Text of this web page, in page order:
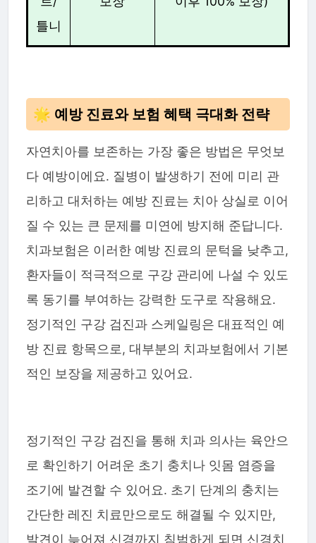
틀니
🌟 예방 진료와 보험 혜택 극대화 전략
자연치아를 보존하는 가장 좋은 방법은 무엇보
다 예방이에요. 질병이 발생하기 전에 미리 관
리하고 대처하는 예방 진료는 치아 상실로 이어
질 수 있는 큰 문제를 미연에 방지해 준답니다.
치과보험은 이러한 예방 진료의 문턱을 낮추고,
환자들이 적극적으로 구강 관리에 나설 수 있도
록 동기를 부여하는 강력한 도구로 작용해요.
정기적인 구강 검진과 스케일링은 대표적인 예
방 진료 항목으로, 대부분의 치과보험에서 기본
적인 보장을 제공하고 있어요.
정기적인 구강 검진을 통해 치과 의사는 육안으
로 확인하기 어려운 초기 충치나 잇몸 염증을
조기에 발견할 수 있어요. 초기 단계의 충치는
간단한 레진 치료만으로도 해결될 수 있지만,
발견이 늦어져 신경까지 침범하게 되면 신경치